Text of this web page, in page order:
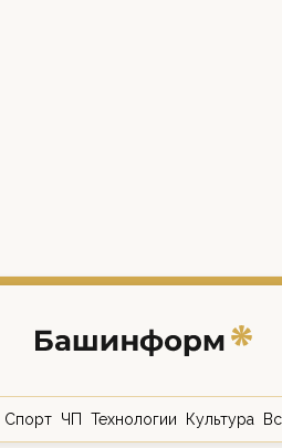
Спорт ЧП Технологии Культура